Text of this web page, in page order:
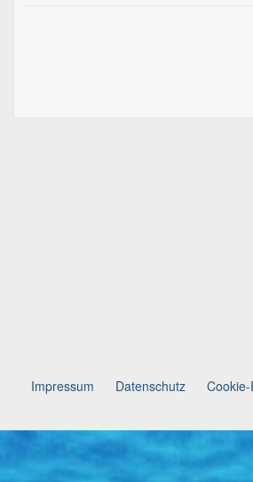
Impressum Datenschutz